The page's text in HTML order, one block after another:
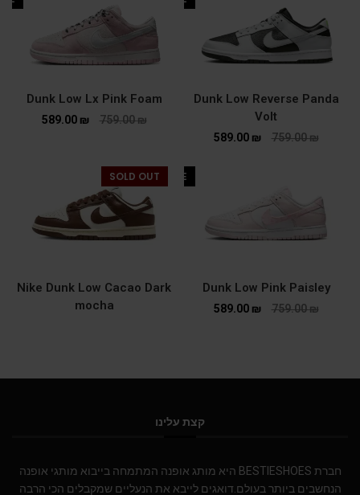
Dunk Low Reverse Panda
Volt
759.00₪
589.00 ₪
Dunk Low Lx Pink Foam
759.00₪
589.00 ₪
SALE
Dunk Low Pink Paisley
759.00₪
589.00 ₪
SOLD OUT
Nike Dunk Low Cacao Dark
mocha
קצת עלינו
חברת BESTIESHOES היא מותג אופנה המתמחה בייבוא מותגי אופנה
הנחשבים ביותר בעולם.דואגים לייבא את הנעליים שמקבלים הכי הרבה